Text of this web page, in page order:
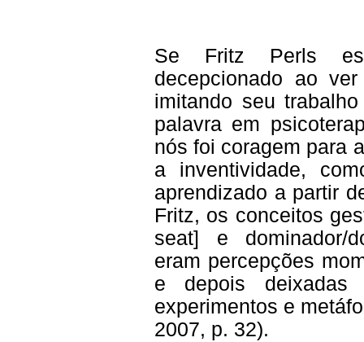
Se Fritz Perls
decepcionado ao
imitando seu
palavra em
nós foi coragem para
a inventividade,
aprendizado a partir
Fritz, os conceitos
seat] e dominador/
eram percepções
e depois
experimentos e
2007, p. 32).